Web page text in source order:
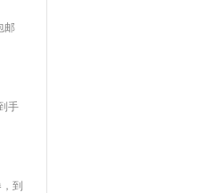
邮
手
到